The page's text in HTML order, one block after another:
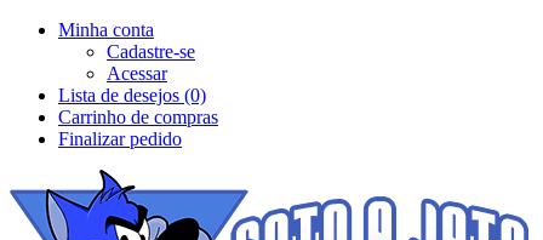
Minha conta
Cadastre-se
Acessar
Lista de desejos (0)
Carrinho de compras
Finalizar pedido